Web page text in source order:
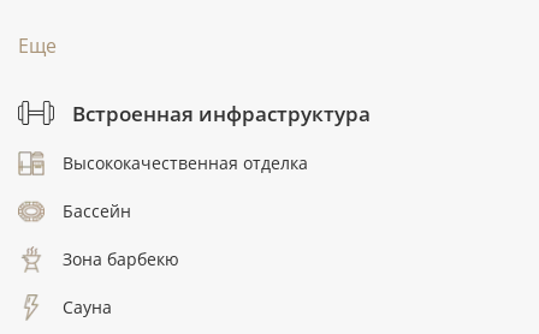
Еще
Встроенная инфраструктура
Высококачественная отделка
Бассейн
Зона барбекю
Сауна